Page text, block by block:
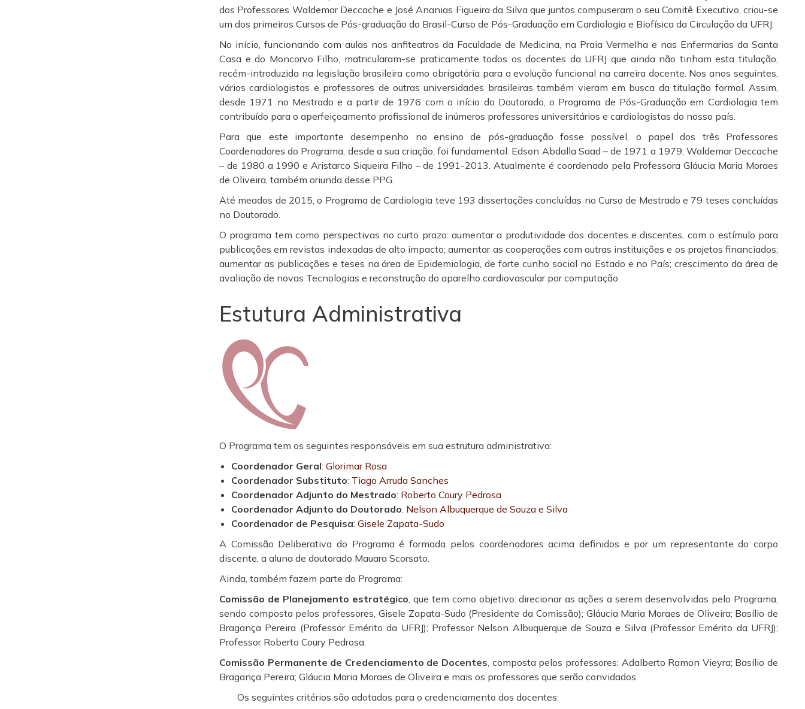
dos Professores Waldemar Deccache e José Ananias Figueira da Silva que juntos compuseram o seu Comitê Executivo, criou-se
um dos primeiros Cursos de Pós-graduação do Brasil-Curso de Pós-Graduação em Cardiologia e Biofísica da Circulação da UFRJ.
No início, funcionando com aulas nos anfiteatros da Faculdade de Medicina, na Praia Vermelha e nas Enfermarias da Santa
Casa e do Moncorvo Filho, matricularam-se praticamente todos os docentes da UFRJ que ainda não tinham esta titulação,
recém-introduzida na legislação brasileira como obrigatória para a evolução funcional na carreira docente. Nos anos seguintes,
vários cardiologistas e professores de outras universidades brasileiras também vieram em busca da titulação formal. Assim,
desde 1971 no Mestrado e a partir de 1976 com o início do Doutorado, o Programa de Pós-Graduação em Cardiologia tem
contribuído para o aperfeiçoamento profissional de inúmeros professores universitários e cardiologistas do nosso país.
Para que este importante desempenho no ensino de pós-graduação fosse possível, o papel dos três Professores
Coordenadores do Programa, desde a sua criação, foi fundamental: Edson Abdalla Saad – de 1971 a 1979, Waldemar Deccache
– de 1980 a 1990 e Aristarco Siqueira Filho – de 1991-2013. Atualmente é coordenado pela Professora Gláucia Maria Moraes
de Oliveira, também oriunda desse PPG.
Até meados de 2015, o Programa de Cardiologia teve 193 dissertações concluídas no Curso de Mestrado e 79 teses concluídas
no Doutorado.
O programa tem como perspectivas no curto prazo: aumentar a produtividade dos docentes e discentes, com o estímulo para
publicações em revistas indexadas de alto impacto; aumentar as cooperações com outras instituições e os projetos financiados;
aumentar as publicações e teses na área de Epidemiologia, de forte cunho social no Estado e no País; crescimento da área de
avaliação de novas Tecnologias e reconstrução do aparelho cardiovascular por computação.
Estutura Administrativa
O Programa tem os seguintes responsáveis em sua estrutura administrativa:
Coordenador Geral: Glorimar Rosa
Coordenador Substituto: Tiago Arruda Sanches
Coordenador Adjunto do Mestrado: Roberto Coury Pedrosa
Coordenador Adjunto do Doutorado: Nelson Albuquerque de Souza e Silva
Coordenador de Pesquisa: Gisele Zapata-Sudo
A Comissão Deliberativa do Programa é formada pelos coordenadores acima definidos e por um representante do corpo
discente, a aluna de doutorado Mauara Scorsato.
Ainda, também fazem parte do Programa:
Comissão de Planejamento estratégico, que tem como objetivo: direcionar as ações a serem desenvolvidas pelo Programa,
sendo composta pelos professores, Gisele Zapata-Sudo (Presidente da Comissão); Gláucia Maria Moraes de Oliveira; Basílio de
Bragança Pereira (Professor Emérito da UFRJ); Professor Nelson Albuquerque de Souza e Silva (Professor Emérito da UFRJ);
Professor Roberto Coury Pedrosa.
Comissão Permanente de Credenciamento de Docentes, composta pelos professores: Adalberto Ramon Vieyra; Basílio de
Bragança Pereira; Gláucia Maria Moraes de Oliveira e mais os professores que serão convidados.
Os seguintes critérios são adotados para o credenciamento dos docentes: